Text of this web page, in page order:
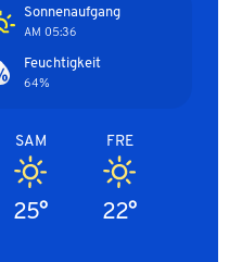
Sonnenaufgang
05:36 AM
Feuchtigkeit
64%
FRE
22°
SAM
25°